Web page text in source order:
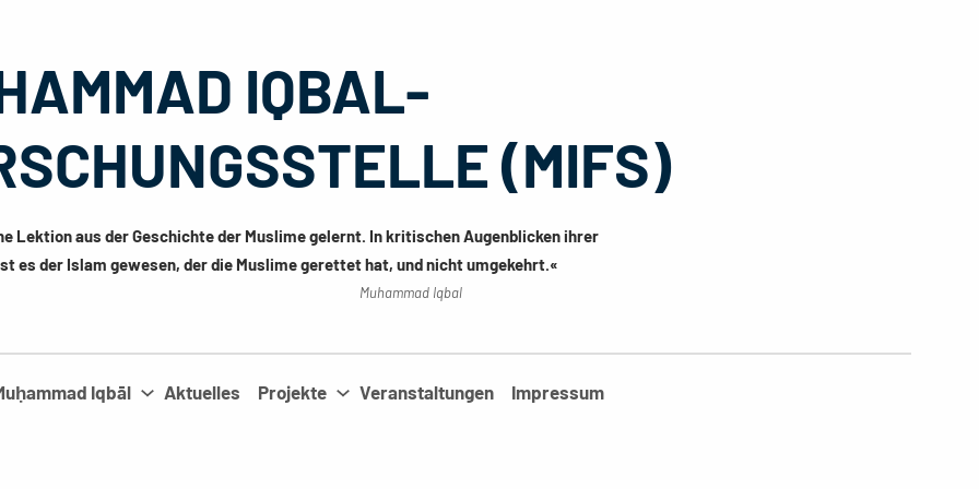
IQBAL-
(MIFS)
Lektion aus der Geschichte der Muslime gelernt. In kritischen Augenblicken ihrer
es der Islam gewesen, der die Muslime gerettet hat, und nicht umgekehrt.«
Muhammad Iqbal
Iqbāl Aktuelles Projekte Veranstaltungen Impressum